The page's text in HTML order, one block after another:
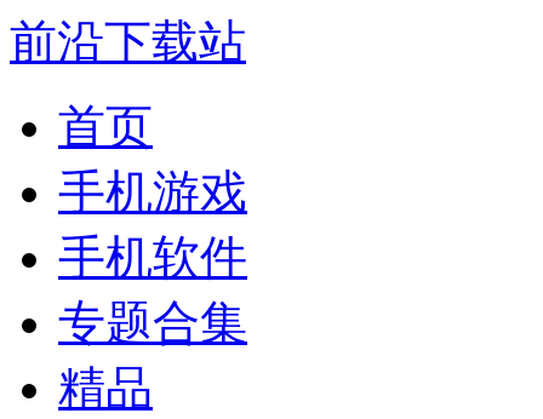
前沿下载站
首页
手机游戏
手机软件
专题合集
精品